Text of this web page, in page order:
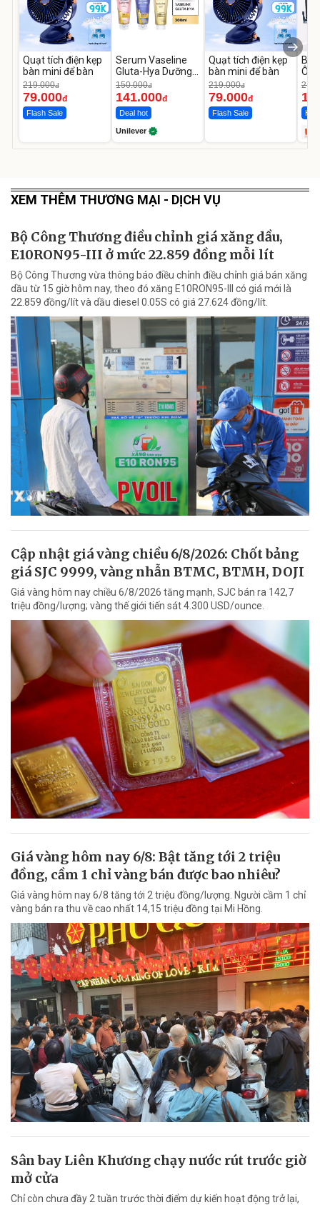
Quạt tích điện kẹp
bàn mini để bàn
219.000đ
79.000đ
Flash Sale
Serum Vaseline
Gluta-Hya Dưỡng
Da Sáng Mịn Sau 7
Ngày
150.000đ
141.000đ
Deal hot
Unilever
Quạt tích điện kẹp
bàn mini để bàn
219.000đ
79.000đ
Flash Sale
Ô
Hot
XEM THÊM THƯƠNG MẠI - DỊCH VỤ
Bộ Công Thương điều chỉnh giá xăng dầu,
E10RON95-III ở mức 22.859 đồng mỗi lít
Bộ Công Thương vừa thông báo điều chỉnh điều chỉnh giá bán xăng
dầu từ 15 giờ hôm nay, theo đó xăng E10RON95-III có giá mới là
22.859 đồng/lít và dầu diesel 0.05S có giá 27.624 đồng/lít.
Cập nhật giá vàng chiều 6/8/2026: Chốt bảng
giá SJC 9999, vàng nhẫn BTMC, BTMH, DOJI
Giá vàng hôm nay chiều 6/8/2026 tăng mạnh, SJC bán ra 142,7
triệu đồng/lượng; vàng thế giới tiến sát 4.300 USD/ounce.
Giá vàng hôm nay 6/8: Bật tăng tới 2 triệu
đồng, cầm 1 chỉ vàng bán được bao nhiêu?
Giá vàng hôm nay 6/8 tăng tới 2 triệu đồng/lượng. Người cầm 1 chỉ
vàng bán ra thu về cao nhất 14,15 triệu đồng tại Mi Hồng.
Sân bay Liên Khương chạy nước rút trước giờ
mở cửa
Chỉ còn chưa đầy 2 tuần trước thời điểm dự kiến hoạt động trở lại,